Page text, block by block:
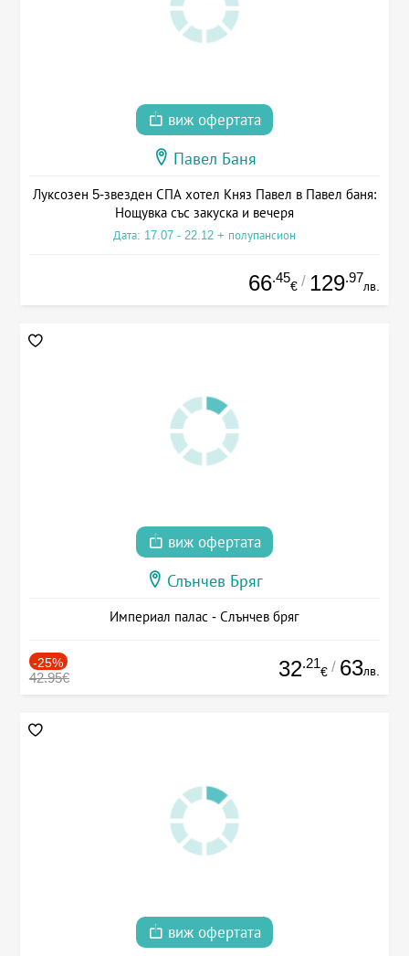
виж офертата
Павел Баня
Луксозен 5-звезден СПА хотел Княз Павел в Павел баня:
Нощувка със закуска и вечеря
Дата: 17.07 - 22.12 + полупансион
66.45
€ / 129.97
лв.
виж офертата
Слънчев Бряг
Империал палас - Слънчев бряг
-25%
42.95€ 32.21
€ / 63лв.
виж офертата